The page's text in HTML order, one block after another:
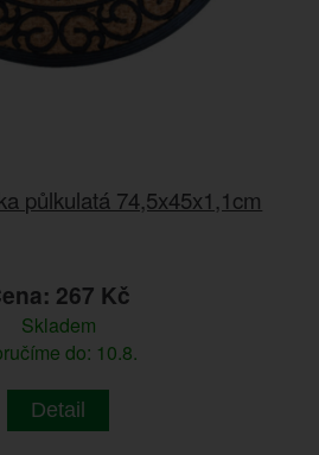
půlkulatá 74,5x45x1,1cm
267 Kč
Skladem
do: 10.8.
Detail